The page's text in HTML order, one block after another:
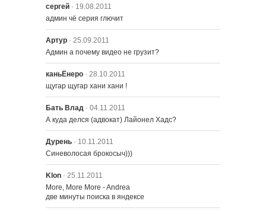
1318 – Я Яростный и Желтый
Большой Десятке
1321 – Опасная игра
1322 – У Папы Новенький Значок
сергей · 19.08.2011
админ чё серия глючит
Артур · 25.09.2011
Админ а почему видео не грузит?
каньЁнеро · 28.10.2011
щугар щугар хани хани !
Бать Влад · 04.11.2011
А куда делся (адвокат) Лайонел Хадс?
Дурень · 10.11.2011
Синеволосая брокосыч)))
Klon · 25.11.2011
More, More More - Andrea
две минуты поиска в яндексе